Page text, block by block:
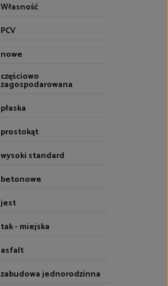
Własność
PCV
nowe
częściowo
zagospodarowana
płaska
prostokąt
wysoki standard
betonowe
jest
tak - miejska
asfalt
zabudowa jednorodzinna